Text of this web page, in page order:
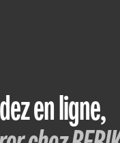
en ligne,